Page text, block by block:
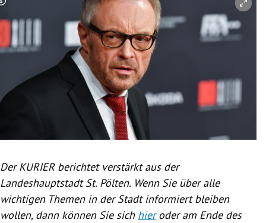
Untermenü
Untermenü
Untermenü
Untermenü
Copyright-Hinweis öffnen/schließen
Der KURIER berichtet verstärkt aus der
Landeshauptstadt St. Pölten. Wenn Sie über alle
wichtigen Themen in der Stadt informiert bleiben
wollen, dann können Sie sich hieroder am Ende des